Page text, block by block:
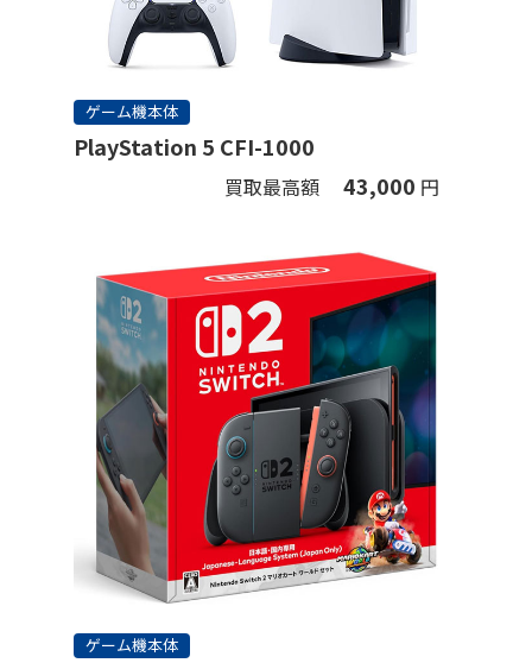
ゲーム機本体
PlayStation 5 CFI-1000
買取最高額 43,000 円
ゲーム機本体